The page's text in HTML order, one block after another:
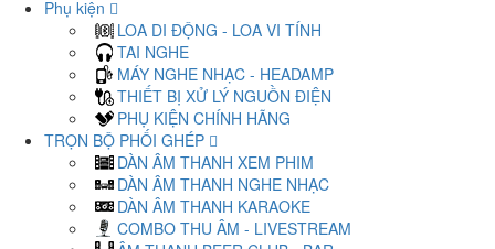
Phụ kiện
LOA DI ĐỘNG - LOA VI TÍNH
TAI NGHE
MÁY NGHE NHẠC - HEADAMP
THIẾT BỊ XỬ LÝ NGUỒN ĐIỆN
PHỤ KIỆN CHÍNH HÃNG
TRỌN BỘ PHỐI GHÉP
DÀN ÂM THANH XEM PHIM
DÀN ÂM THANH NGHE NHẠC
DÀN ÂM THANH KARAOKE
COMBO THU ÂM - LIVESTREAM